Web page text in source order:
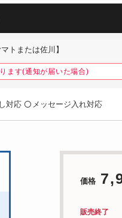
トまたは佐川】
ます(通知が届いた場合)
対応 〇 メッセージ入れ対応
価格
販売終了